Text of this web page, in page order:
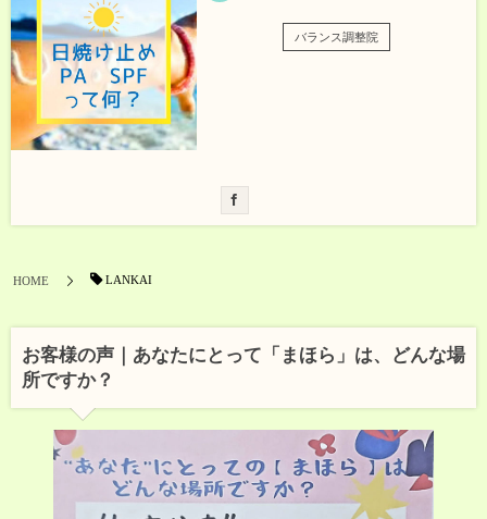
バランス調整院
HOME LANKAI
お客様の声｜あなたにとって「まほら」は、どんな場
所ですか？